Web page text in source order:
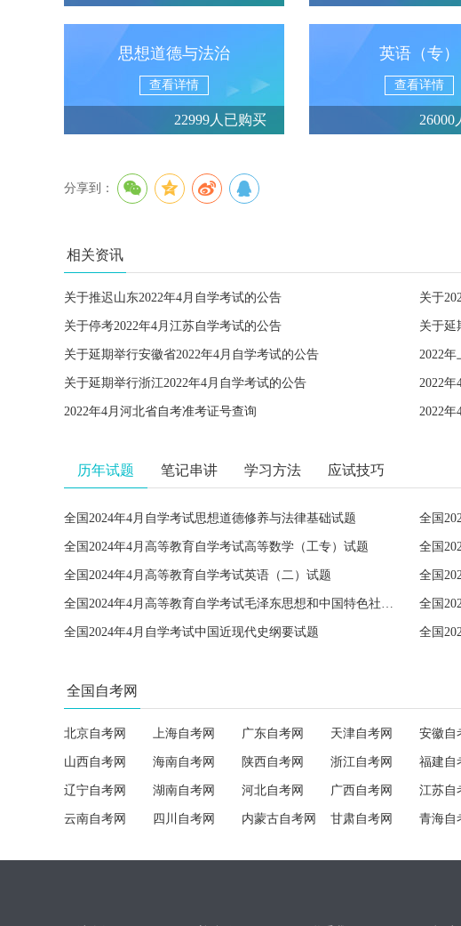
思想道德与法治
查看详情
22999人已购买
英语（专）
查看详情
26000
分享到：
相关资讯
关于推迟山东2022年4月自学考试的公告 关于
关于停考2022年4月江苏自学考试的公告 关于延
关于延期举行安徽省2022年4月自学考试的公告 2022
关于延期举行浙江2022年4月自学考试的公告 2022
2022年4月河北省自考准考证号查询 2022
历年试题 笔记串讲 学习方法 应试技巧
全国2024年4月自学考试思想道德修养与法律基础试题
全国2024年4月高等教育自学考试高等数学（工专）试题 全国
全国2024年4月高等教育自学考试英语（二）试题 全国
全国2024年4月高等教育自学考试毛泽东思想和中国特色社会主义理论体系概论试题 全国
全国2024年4月自学考试中国近现代史纲要试题 全国
全国自考网
北京自考网 上海自考网 广东自考网 天津自考网 安徽自
山西自考网 海南自考网 陕西自考网 浙江自考网 福建自
辽宁自考网 湖南自考网 河北自考网 广西自考网 江苏自
云南自考网 四川自考网 内蒙古自考网 甘肃自考网 青海自